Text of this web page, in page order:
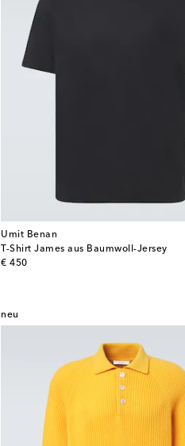
Umit Benan
T-Shirt James aus Baumwoll-Jersey
€ 450
original price
neu